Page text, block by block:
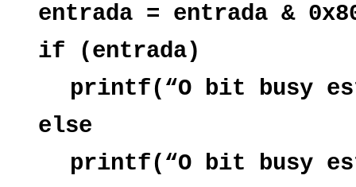
entrada = entrada &
if (entrada)
printf(“O bit busy
else
printf(“O bit busy